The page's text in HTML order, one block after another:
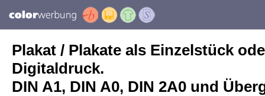
Plakat / Plakate als Einzelstück
Digitaldruck.
DIN A1, DIN A0, DIN 2A0 und